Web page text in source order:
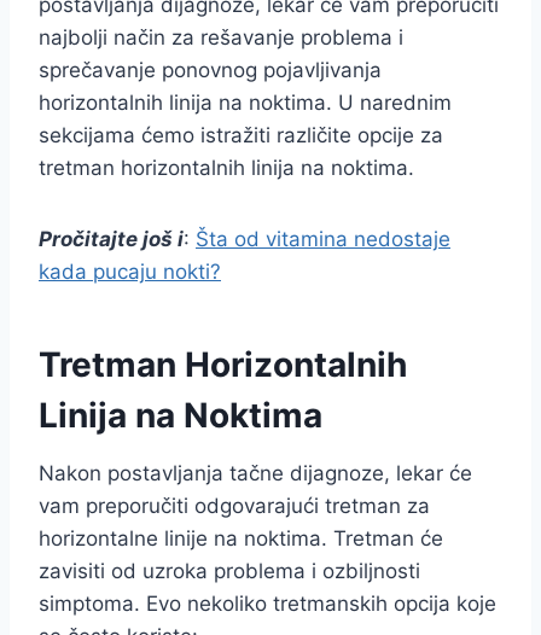
postavljanja dijagnoze, lekar će vam preporučiti
najbolji način za rešavanje problema i
sprečavanje ponovnog pojavljivanja
horizontalnih linija na noktima. U narednim
sekcijama ćemo istražiti različite opcije za
tretman horizontalnih linija na noktima.
Pročitajte još i: Šta od vitamina nedostaje
kada pucaju nokti?
Tretman Horizontalnih
Linija na Noktima
Nakon postavljanja tačne dijagnoze, lekar će
vam preporučiti odgovarajući tretman za
horizontalne linije na noktima. Tretman će
zavisiti od uzroka problema i ozbiljnosti
simptoma. Evo nekoliko tretmanskih opcija koje